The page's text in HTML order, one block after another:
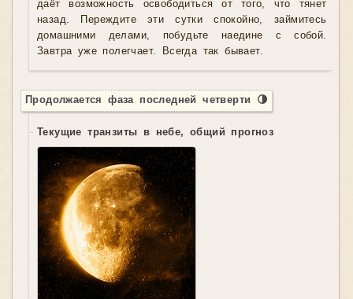
даёт возможность освободиться от того, что тянет
назад. Переждите эти сутки спокойно, займитесь
домашними делами, побудьте наедине с собой.
Завтра уже полегчает. Всегда так бывает.
Продолжается фаза последней четверти 🌗
Текущие транзиты в небе, общий прогноз